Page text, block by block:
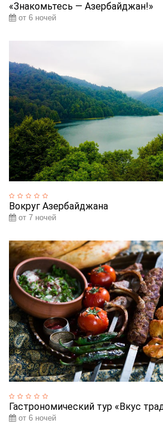
«Знакомьтесь — Азербайджан!»
от 6 ночей
Вокруг Азербайджана
от 7 ночей
Гастрономический тур «Вкус
от 6 ночей